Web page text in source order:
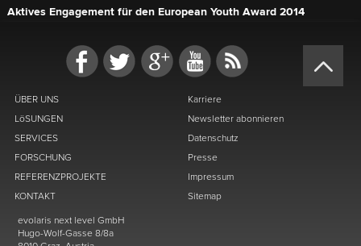
Aktives Engagement für den European Youth Award 2014
ÜBER UNS
LöSUNGEN
SERVICES
FORSCHUNG
REFERENZPROJEKTE
KONTAKT
Karriere
Newsletter abonnieren
Datenschutz
Presse
Impressum
Sitemap
evolaris next level GmbH
Hugo-Wolf-Gasse 8/8a